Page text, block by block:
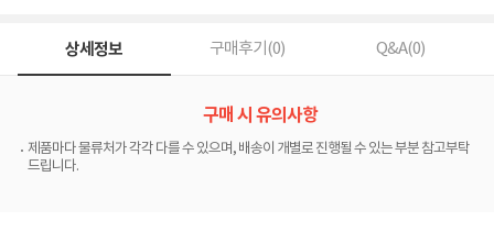
상세정보 구매후기(0) Q&A(0)
구매 시 유의사항
제품마다 물류처가 각각 다를 수 있으며, 배송이 개별로 진행될 수 있는 부분 참고부탁
드립니다.